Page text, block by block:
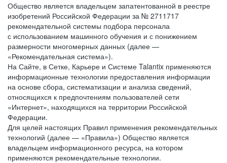
Общество является владельцем запатентованной в реестре
изобретений Российской Федерации за № 2711717
рекомендательной системы подбора персонала
с использованием машинного обучения и с понижением
размерности многомерных данных (далее —
«Рекомендательная система»).
На Сайте, в Сетке, Карьере и Системе Talantix применяются
информационные технологии предоставления информации
на основе сбора, систематизации и анализа сведений,
относящихся к предпочтениям пользователей сети
«Интернет», находящихся на территории Российской
Федерации.
Для целей настоящих Правил применения рекомендательных
технологий (далее — «Правила») Общество является
владельцем информационного ресурса, на котором
применяются рекомендательные технологии.